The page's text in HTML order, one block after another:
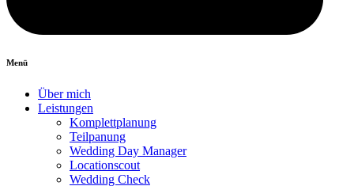
Menü
Über mich
Leistungen
Komplettplanung
Teilpanung
Wedding Day Manager
Locationscout
Wedding Check